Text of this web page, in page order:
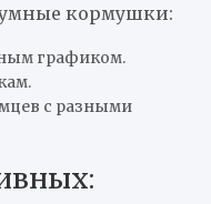
кормушки:
графиком.
с разными